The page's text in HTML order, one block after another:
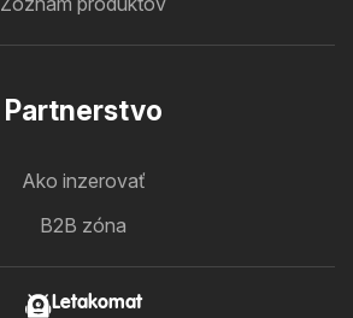
Partnerstvo
Ako inzerovať
B2B zóna
Letakomat